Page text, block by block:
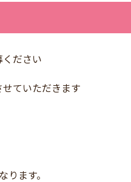
ださい
ていただきます
ます。